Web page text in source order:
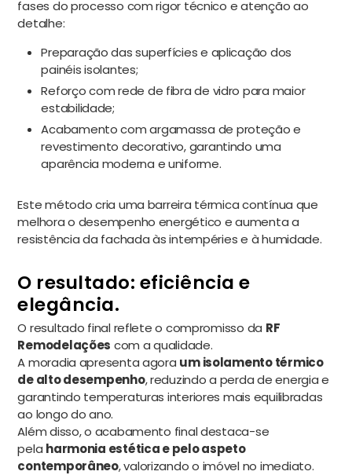
fases do processo com rigor técnico e atenção ao
detalhe:
Preparação das superfícies e aplicação dos
painéis isolantes;
Reforço com rede de fibra de vidro para maior
estabilidade;
Acabamento com argamassa de proteção e
revestimento decorativo, garantindo uma
aparência moderna e uniforme.
Este método cria uma barreira térmica contínua que
melhora o desempenho energético e aumenta a
resistência da fachada às intempéries e à humidade.
O resultado: eficiência e
elegância.
O resultado final reflete o compromisso da RF
Remodelações com a qualidade.
A moradia apresenta agora um isolamento térmico
de alto desempenho, reduzindo a perda de energia e
garantindo temperaturas interiores mais equilibradas
ao longo do ano.
Além disso, o acabamento final destaca-se
pela harmonia estética e pelo aspeto
contemporâneo, valorizando o imóvel no imediato.